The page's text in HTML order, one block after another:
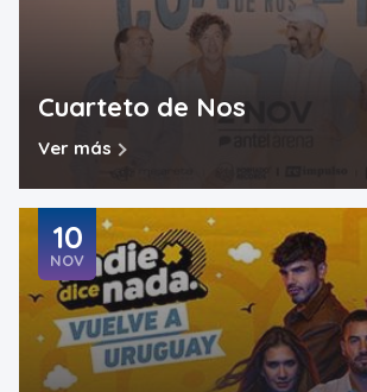
Cuarteto de Nos
Ver más
10
NOV